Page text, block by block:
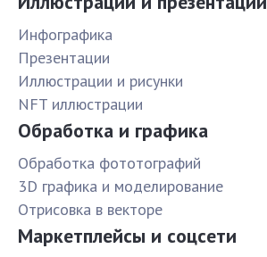
Инфографика
Презентации
Иллюстрации и рисунки
NFT иллюстрации
Обработка и графика
Обработка фототографий
3D графика и моделирование
Отрисовка в векторе
Маркетплейсы и соцсети